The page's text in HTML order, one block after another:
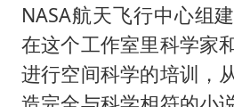
NASA航天飞行中心组
在这个工作室里科学家
进行空间科学的培训，